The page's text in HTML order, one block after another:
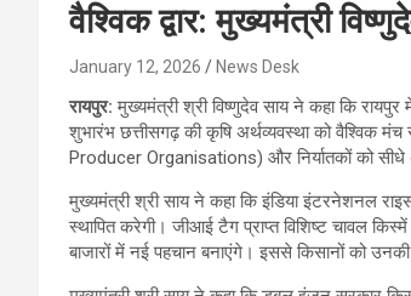
वैश्विक द्वार: मुख्यमंत्री
January 12, 2026 News Desk
रायपुर:मुख्यमंत्री श्री विष्णुदेव साय ने कहा कि
शुभारंभ छत्तीसगढ़ की कृषि अर्थव्यवस्था को वैश्विक
Producer Organisations) और निर्यातकों को सीधे
मुख्यमंत्री श्री साय ने कहा कि इंडिया इंटरनेशनल
स्थापित करेगी। जीआई टैग प्राप्त विशिष्ट चावल
बाजारों में नई पहचान बनाएंगे। इससे किसानों को